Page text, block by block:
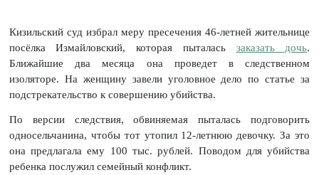
Кизильский суд избрал меру пресечения 46-летней жительнице
посёлка Измайловский, которая пыталась заказать дочь.
Ближайшие два месяца она проведет в следственном
изоляторе. На женщину завели уголовное дело по статье за
подстрекательство к совершению убийства.
По версии следствия, обвиняемая пыталась подговорить
односельчанина, чтобы тот утопил 12-летнюю девочку. За это
она предлагала ему 100 тыс. рублей. Поводом для убийства
ребенка послужил семейный конфликт.